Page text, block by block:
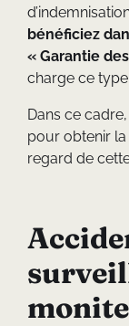
bénéficiez
« Garantie
charge ce type
Dans ce
pour obtenir
regard de